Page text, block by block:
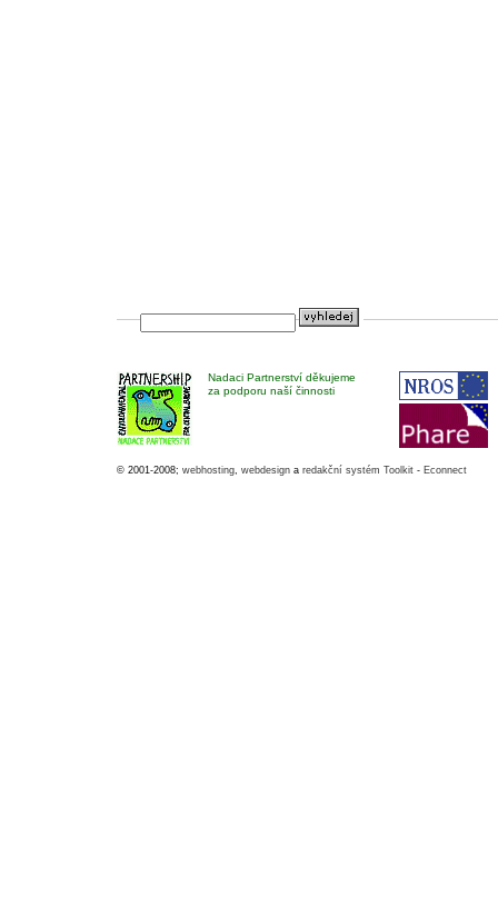
Nadaci Partnerství děkujeme
za podporu naší činnosti
© 2001-2008; webhosting, webdesign a redakční systém Toolkit - Econnect